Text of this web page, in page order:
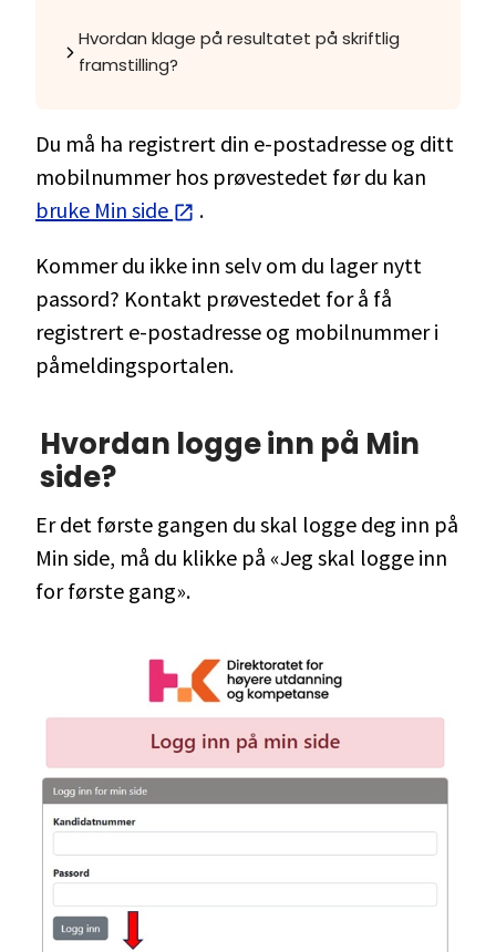
Hvordan klage på resultatet på skriftlig
framstilling?
Du må ha registrert din e-postadresse og ditt
mobilnummer hos prøvestedet før du kan
bruke Min side
.
Kommer du ikke inn selv om du lager nytt
passord? Kontakt prøvestedet for å få
registrert e-postadresse og mobilnummer i
påmeldingsportalen.
Hvordan logge inn på Min
side?
Er det første gangen du skal logge deg inn på
Min side, må du klikke på «Jeg skal logge inn
for første gang».